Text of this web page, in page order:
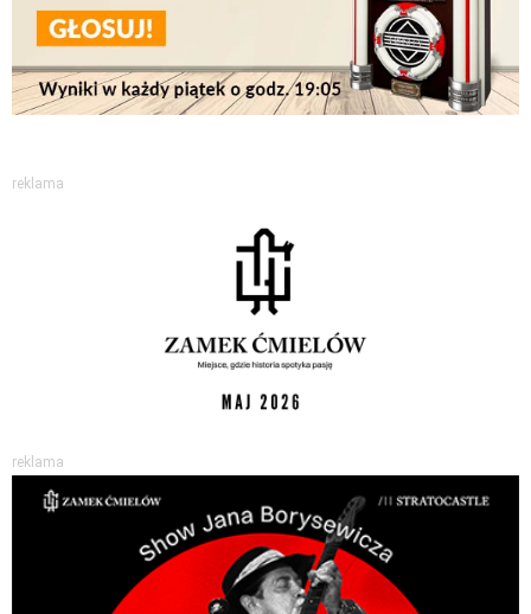
reklama
reklama